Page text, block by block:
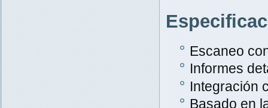
Escaneo
Informes
Integración
Basado en